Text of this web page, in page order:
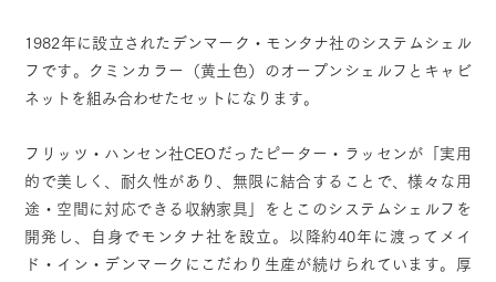
1982年に設立されたデンマーク・モンタナ社のシステムシェル
フです。クミンカラー（黄土色）のオープンシェルフとキャビ
ネットを組み合わせたセットになります。
フリッツ・ハンセン社CEOだったピーター・ラッセンが「実用
的で美しく、耐久性があり、無限に結合することで、様々な用
途・空間に対応できる収納家具」をとこのシステムシェルフを
開発し、自身でモンタナ社を設立。以降約40年に渡ってメイ
ド・イン・デンマークにこだわり生産が続けられています。厚